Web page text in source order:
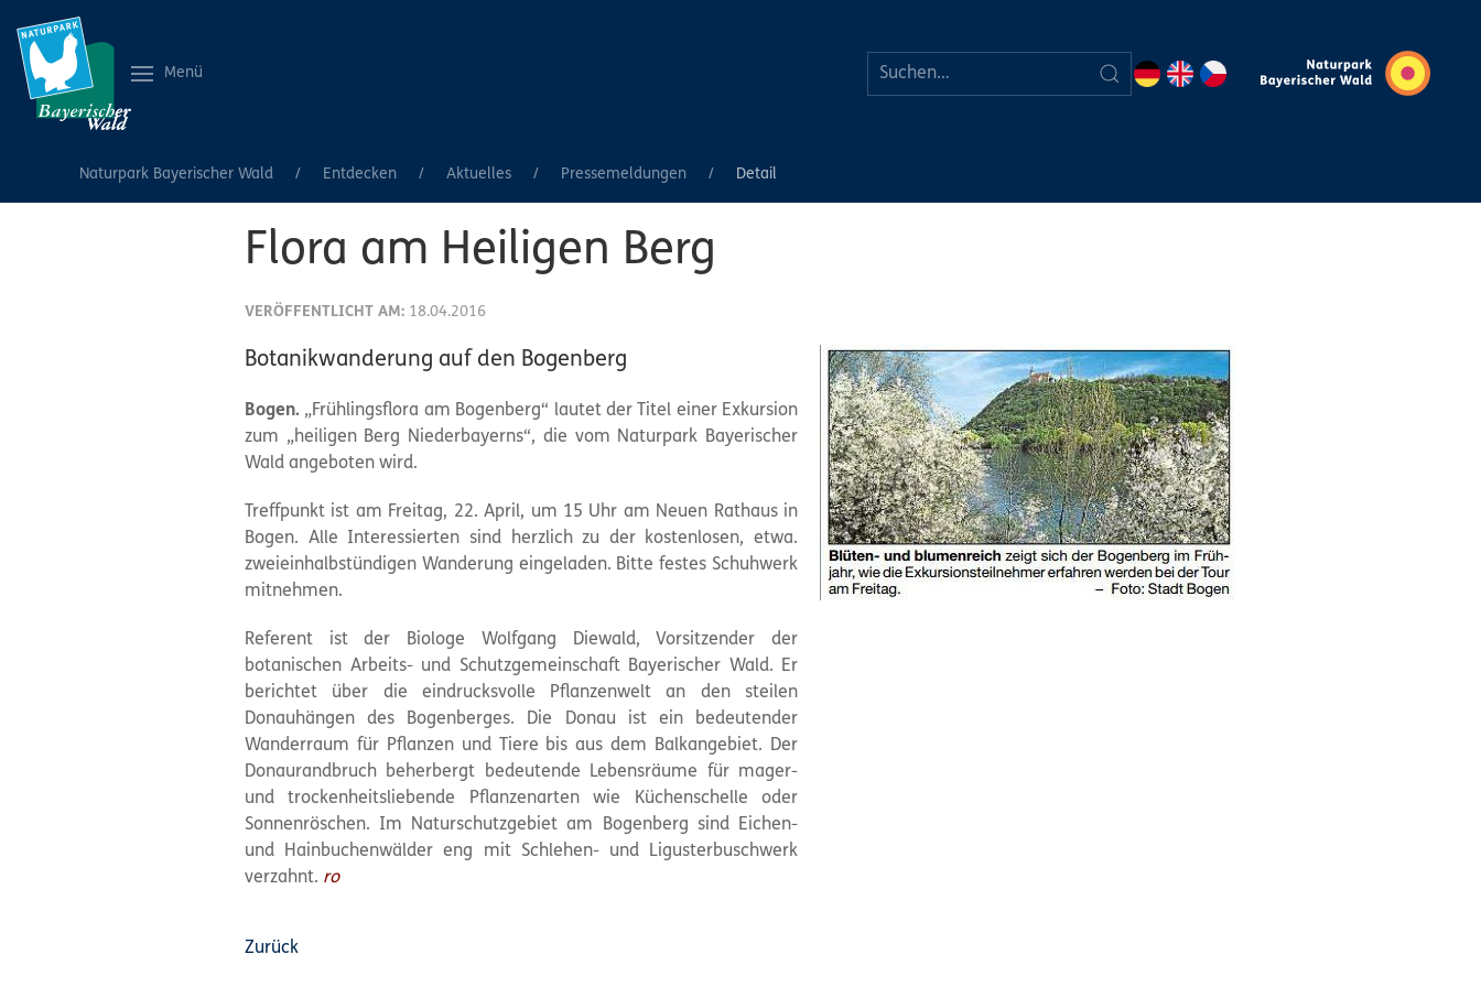
Menü
Naturpark Bayerischer Wald Entdecken Aktuelles Pressemeldungen Detail
Flora am Heiligen Berg
VERÖFFENTLICHT AM: 18.04.2016
Botanikwanderung auf den Bogenberg
Bogen. „Frühlingsflora am Bogenberg“ lautet der Titel einer Exkursion
zum „heiligen Berg Niederbayerns“, die vom Naturpark Bayerischer
Wald angeboten wird.
Treffpunkt ist am Freitag, 22. April, um 15 Uhr am Neuen Rathaus in
Bogen. Alle Interessierten sind herzlich zu der kostenlosen, etwa.
zweieinhalbstündigen Wanderung eingeladen. Bitte festes Schuhwerk
mitnehmen.
Referent ist der Biologe Wolfgang Diewald, Vorsitzender der
botanischen Arbeits- und Schutzgemeinschaft Bayerischer Wald. Er
berichtet über die eindrucksvolle Pflanzenwelt an den steilen
Donauhängen des Bogenberges. Die Donau ist ein bedeutender
Wanderraum für Pflanzen und Tiere bis aus dem Balkangebiet. Der
Donaurandbruch beherbergt bedeutende Lebensräume für mager-
und trockenheitsliebende Pflanzenarten wie Küchenschelle oder
Sonnenröschen. Im Naturschutzgebiet am Bogenberg sind Eichen-
und Hainbuchenwälder eng mit Schlehen- und Ligusterbuschwerk
verzahnt. ro
Zurück